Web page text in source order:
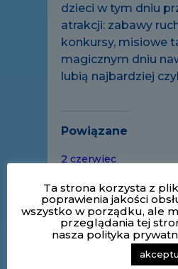
dzieci w tym dniu
atrakcji: zabawy
konkursy, misiowe
magicznym dniu
lubią najbardziej
Powiązane
2 czerwiec
W „Bez kategorii"
3 czerwiec
1 czerwca 2020
W „Bez kategorii"
Ta strona korzysta z
poprawienia jakości
wszystko w porządku, ale
przeglądania tej
nasza polityka